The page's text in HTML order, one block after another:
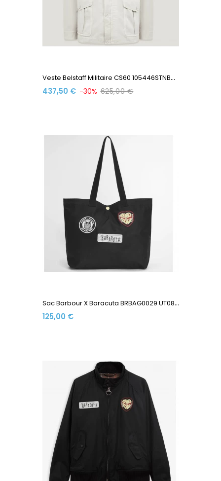
V
Este Belstaff Militaire CS60 105446STNBGL Satin De Coton...
437,50 € -30% 625,00 €
S
Ac Barbour X Baracuta BRBAG0029 UT0899 Tote Bag Black
125,00 €